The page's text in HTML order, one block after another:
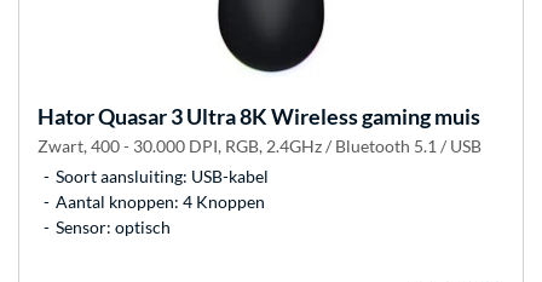
HatorQuasar 3 Ultra 8K Wireless gaming muis
Zwart, 400 - 30.000 DPI, RGB, 2.4GHz / Bluetooth 5.1 / USB
Soort aansluiting: USB-kabel
Aantal knoppen: 4 Knoppen
Sensor: optisch